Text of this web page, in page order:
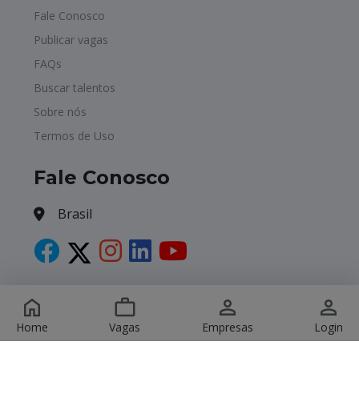
Home Vagas Empresas Login
Fale Conosco
Publicar vagas
FAQs
Buscar talentos
Sobre nós
Termos de Uso
Fale Conosco
Brasil
Copyright © 2026 Havagas. All Rights Reserved.